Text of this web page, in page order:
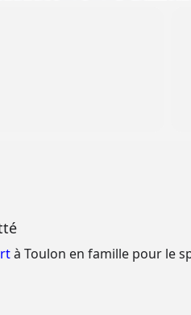
à Toulon en famille pour le